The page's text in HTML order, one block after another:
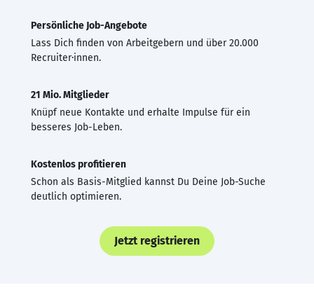
Persönliche Job-Angebote
Lass Dich finden von Arbeitgebern und über 20.000
Recruiter·innen.
21 Mio. Mitglieder
Knüpf neue Kontakte und erhalte Impulse für ein
besseres Job-Leben.
Kostenlos profitieren
Schon als Basis-Mitglied kannst Du Deine Job-Suche
deutlich optimieren.
Jetzt registrieren